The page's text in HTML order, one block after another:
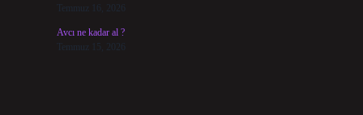
Temmuz 16, 2026
Avcı ne kadar al ?
Temmuz 15, 2026